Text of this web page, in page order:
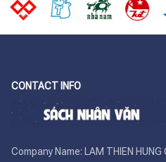
CONTACT INFO
Company Name: LAM THIEN HUNG